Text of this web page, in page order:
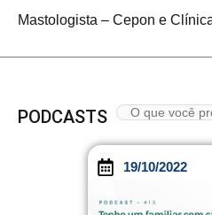
Mastologista – Cepon e
PODCASTS
19/10/2022